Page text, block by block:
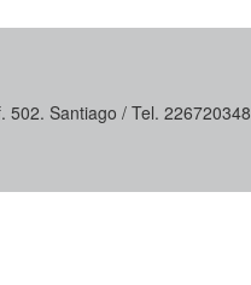
502. Santiago / Tel. 226720348